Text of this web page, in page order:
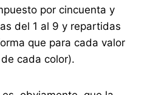
por cincuenta y
del 1 al 9 y repartidas
que para cada valor
cada color).